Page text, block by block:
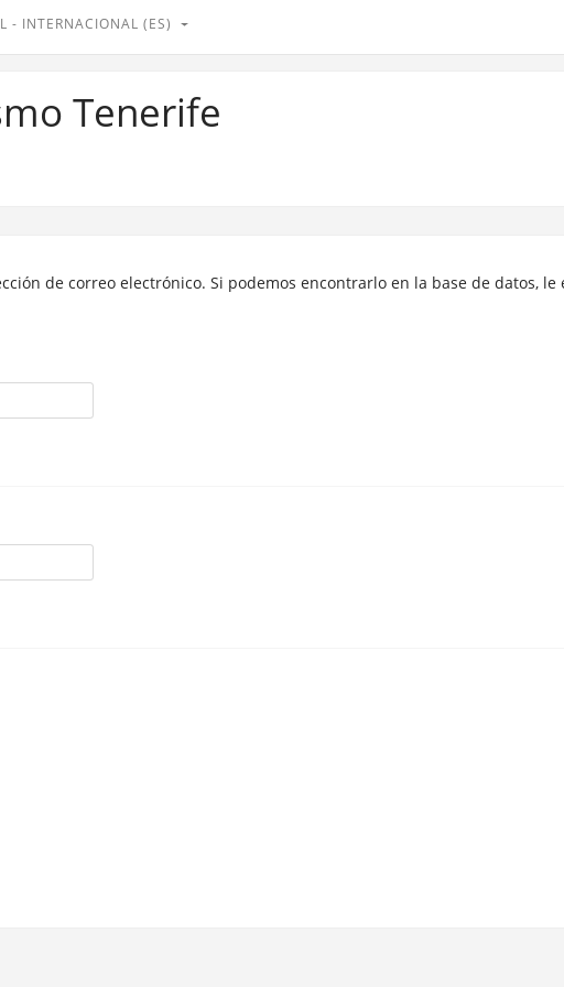
- INTERNACIONAL ‎(ES)‎
Tenerife
de correo electrónico. Si podemos encontrarlo en la base de datos,